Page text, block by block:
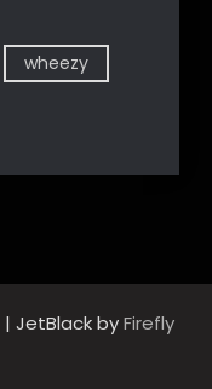
wheezy
| JetBlack byFirefly